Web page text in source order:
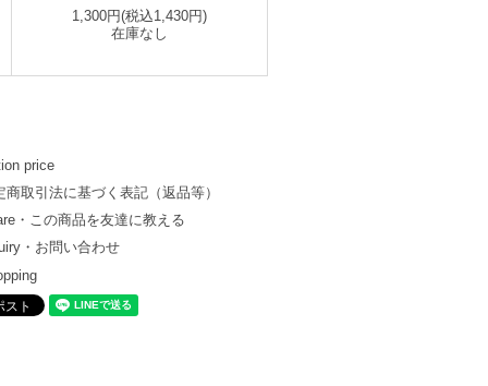
1,300円(税込1,430円)
在庫なし
price
商取引法に基づく表記（返品等）
・この商品を友達に教える
・お問い合わせ